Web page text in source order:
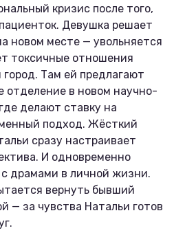
кризис после того,
Девушка решает
новом месте — увольняется
токсичные отношения
Там ей предлагают
отделение в новом научно-
делают ставку на
подход. Жёсткий
сразу настраивает
И одновременно
с драмами в личной жизни.
вернуть бывший
— за чувства Натальи готов